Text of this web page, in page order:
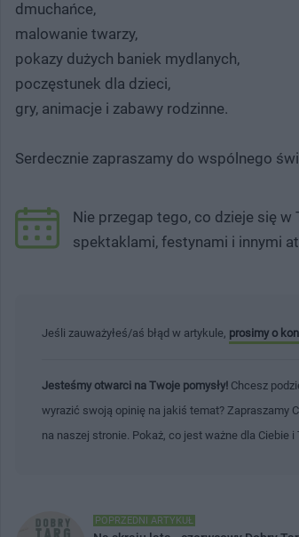
dmuchańce,
malowanie twarzy,
pokazy dużych baniek mydlanych,
poczęstunek dla dzieci,
gry, animacje i zabawy rodzinne.
Serdecznie zapraszamy do wspólnego
Nie przegap tego, co dzieje się w
spektaklami, festynami i innymi
Jeśli zauważyłeś/aś błąd w artykule, prosimy o
Jesteśmy otwarci na Twoje pomysły! Chcesz
wyrazić swoją opinię na jakiś temat? Zapraszamy
na naszej stronie. Pokaż, co jest ważne dla Ciebie
POPRZEDNI ARTYKUŁ